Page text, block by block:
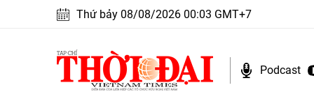
Thứ bảy 08/08/2026 00:03 GMT+7
Podcast